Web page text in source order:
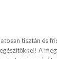
tisztán és
A